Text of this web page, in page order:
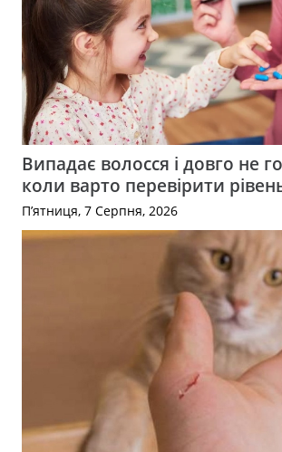
Випадає волосся і довго не
коли варто перевірити
П’ятниця, 7 Серпня, 2026